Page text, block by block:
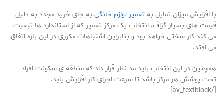
با افزایش میزان تمایل بهتعمیر لوازم خانگی به جای خرید مجدد به دلیل
قیمت های بسیار گزاف، انتخاب یک مرکز تعمیر که از استاندارد ها تبعیت
می کند کار سختی خواهد بود و بنابراین اشتباهات مکرری در این باره اتفاق
می افتد.
همچنین در این انتخاب باید مد نظر قرار داد که منطقه ی سکونت افراد
تحت پوشش هر مرکز باشد تا سرعت اجرای کار افزایش یابد.
[/av_textblock]